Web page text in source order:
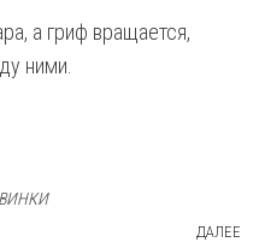
а гриф вращается,
ними.
ДАЛЕЕ